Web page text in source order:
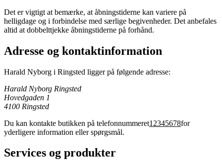
Det er vigtigt at bemærke, at åbningstiderne kan variere på
helligdage og i forbindelse med særlige begivenheder. Det anbefales
altid at dobbelttjekke åbningstiderne på forhånd.
Adresse og kontaktinformation
Harald Nyborg i Ringsted ligger på følgende adresse:
Harald Nyborg Ringsted
Hovedgaden 1
4100 Ringsted
Du kan kontakte butikken på telefonnummeret12345678for
yderligere information eller spørgsmål.
Services og produkter